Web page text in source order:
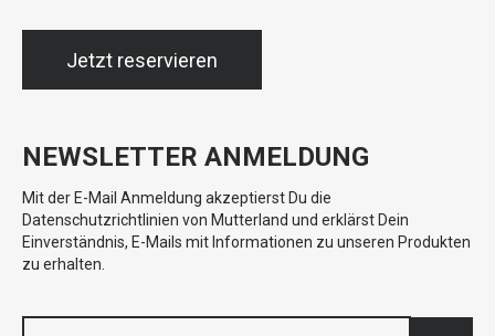
Jetzt reservieren
NEWSLETTER ANMELDUNG
Mit der E-Mail Anmeldung akzeptierst Du die
Datenschutzrichtlinien von Mutterland und erklärst Dein
Einverständnis, E-Mails mit Informationen zu unseren Produkten
zu erhalten.